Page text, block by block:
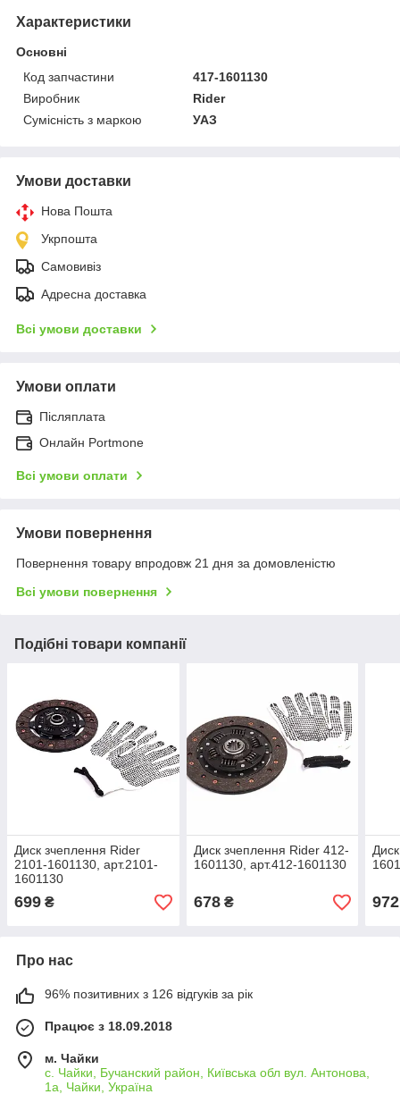
Характеристики
Основні
Код запчастини
417-1601130
Виробник
Rider
Сумісність з маркою
УАЗ
Умови доставки
Нова Пошта
Укрпошта
Самовивіз
Адресна доставка
Всі умови доставки
Умови оплати
Післяплата
Онлайн Portmone
Всі умови оплати
Умови повернення
Повернення товару впродовж 21 дня за домовленістю
Всі умови повернення
Подібні товари компанії
Диск зчеплення Rider
2101-1601130, арт.2101-
1601130
699 ₴
Диск зчеплення Rider 412-
1601130, арт.412-1601130
678₴ 972
Про нас
96% позитивних з 126 відгуків за рік
Працює з 18.09.2018
м. Чайки
с. Чайки, Бучанский район, Київська обл вул. Антонова,
1а, Чайки, Україна